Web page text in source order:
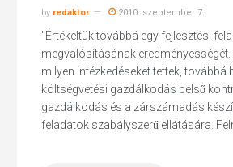
by redaktor 2010. szeptember 7.
"Értékeltük továbbá egy fejlesztési
megvalósításának
milyen intézkedéseket tettek,
költségvetési gazdálkodás belső
gazdálkodás és a zárszámadás
feladatok szabályszerű ellátására.